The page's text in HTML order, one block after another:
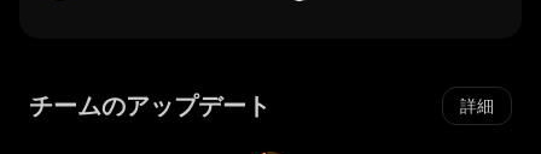
チームのアップデート 詳細